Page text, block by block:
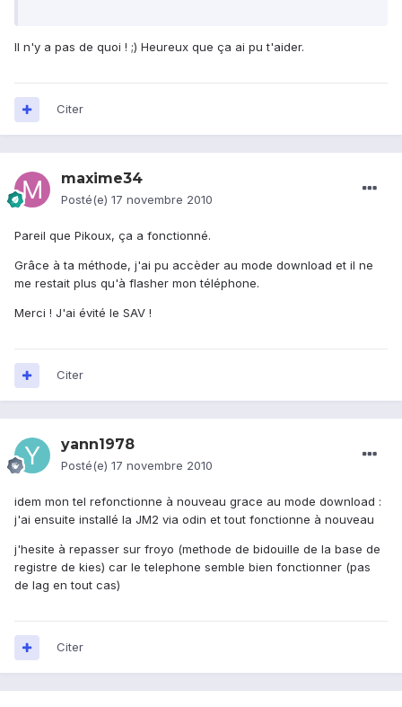
Il n'y a pas de quoi ! ;) Heureux que ça ai pu t'aider.
Citer
maxime34
Posté(e) 17 novembre 2010
Pareil que Pikoux, ça a fonctionné.
Grâce à ta méthode, j'ai pu accèder au mode download et il ne
me restait plus qu'à flasher mon téléphone.
Merci ! J'ai évité le SAV !
Citer
yann1978
Posté(e) 17 novembre 2010
idem mon tel refonctionne à nouveau grace au mode download :
j'ai ensuite installé la JM2 via odin et tout fonctionne à nouveau
j'hesite à repasser sur froyo (methode de bidouille de la base de
registre de kies) car le telephone semble bien fonctionner (pas
de lag en tout cas)
Citer